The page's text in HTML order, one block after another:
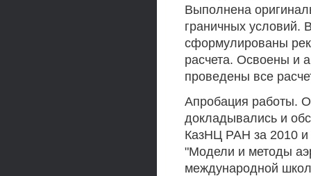
Выполнена
граничных условий.
сформулированы
расчета. Освоены и
проведены все
Апробация работы.
докладывались и
КазНЦ РАН за 2010 и
"Модели и методы
международной